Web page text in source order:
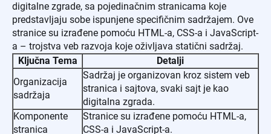
digitalne zgrade, sa pojedinačnim stranicama koje
predstavljaju sobe ispunjene specifičnim sadržajem. Ove
stranice su izrađene pomoću HTML-a, CSS-a i JavaScript-
a – trojstva veb razvoja koje oživljava statični sadržaj.
Ključna Tema
Detalji
Organizacija
sadržaja
Sadržaj je organizovan kroz sistem veb
stranica i sajtova, svaki sajt je kao
digitalna zgrada.
Komponente
stranica
Stranice su izrađene pomoću HTML-a,
CSS-a i JavaScript-a.